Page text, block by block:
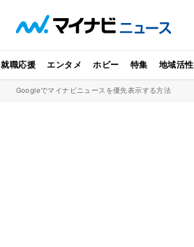
就職応援 エンタメ ホビー 特集 地域活性
Googleでマイナビニュースを優先表示する方法